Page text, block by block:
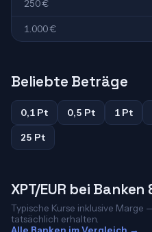
250 €
1.000 €
Beliebte Beträge
0,1 Pt 0,5 Pt 1 Pt
25 Pt
XPT/EUR bei
Typische Kurse inklusive Marge
tatsächlich erhalten.